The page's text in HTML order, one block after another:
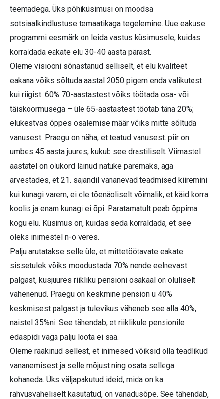
teemadega. Üks põhiküsimusi on moodsa
sotsiaalkindlustuse temaatikaga tegelemine. Uue eakuse
programmi eesmärk on leida vastus küsimusele, kuidas
korraldada eakate elu 30-40 aasta pärast.
Oleme visiooni sõnastanud selliselt, et elu kvaliteet
eakana võiks sõltuda aastal 2050 pigem enda valikutest
kui riigist. 60% 70-aastastest võiks töötada osa- või
täiskoormusega – üle 65-aastastest töötab täna 20%;
elukestvas õppes osalemise määr võiks mitte sõltuda
vanusest. Praegu on näha, et teatud vanusest, piir on
umbes 45 aasta juures, kukub see drastiliselt. Viimastel
aastatel on olukord läinud natuke paremaks, aga
arvestades, et 21. sajandil vananevad teadmised kiiremini
kui kunagi varem, ei ole tõenäoliselt võimalik, et käid korra
koolis ja enam kunagi ei õpi. Paratamatult peab õppima
kogu elu. Küsimus on, kuidas seda korraldada, et see
oleks inimestel n-ö veres.
Palju arutatakse selle üle, et mittetöötavate eakate
sissetulek võiks moodustada 70% nende eelnevast
palgast, kusjuures riikliku pensioni osakaal on oluliselt
vähenenud. Praegu on keskmine pension u 40%
keskmisest palgast ja tulevikus väheneb see alla 40%,
naistel 35%ni. See tähendab, et riiklikule pensionile
edaspidi väga palju loota ei saa.
Oleme rääkinud sellest, et inimesed võiksid olla teadlikud
vananemisest ja selle mõjust ning osata sellega
kohaneda. Üks väljapakutud ideid, mida on ka
rahvusvaheliselt kasutatud, on vanadusõpe. See tähendab,